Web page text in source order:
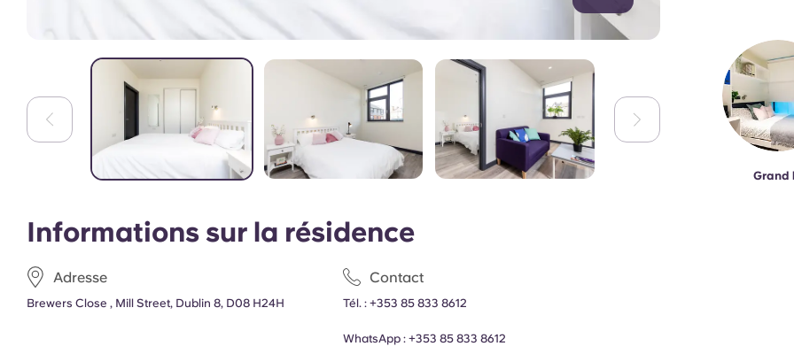
Informations sur la résidence
Adresse
Brewers Close , Mill Street, Dublin 8, D08 H24H
Contact
Tél. :+353 85 833 8612
WhatsApp :+353 85 833 8612
Grand